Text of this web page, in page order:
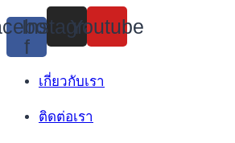
Skip
to
content
f
Instagram
Youtube
เกี่ยวกับเรา
ติดต่อเรา